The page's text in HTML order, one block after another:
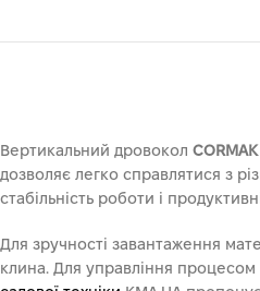
Вертикальний дровокол
дозволяє легко справлятися з
стабільність роботи і
Для зручності завантаження
клина. Для управління процесом